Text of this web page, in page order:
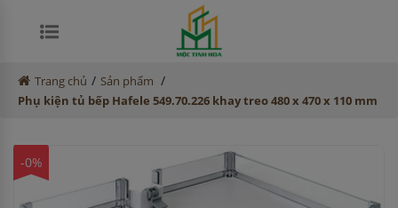
Trang chủ / Sản phẩm /
Phụ kiện tủ bếp Hafele 549.70.226 khay treo 480 x 470 x 110 mm
-0%